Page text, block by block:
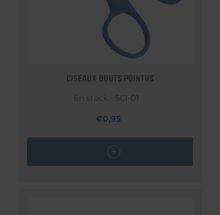
CISEAUX BOUTS POINTUS
En stock - SCI-01
€0,95